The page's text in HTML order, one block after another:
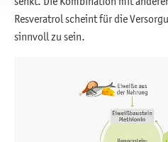
Resveratrol scheint für die
sinnvoll zu sein.